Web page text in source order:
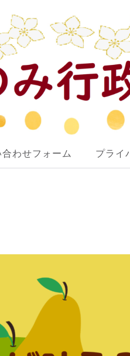
わせフォーム プライ